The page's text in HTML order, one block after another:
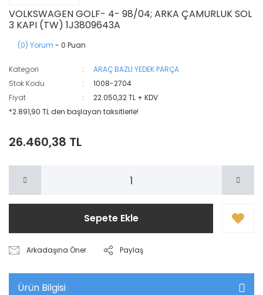
VOLKSWAGEN GOLF- 4- 98/04; ARKA ÇAMURLUK SOL
3 KAPI (TW) 1J3809643A
(0) Yorum - 0 Puan
Kategori
ARAÇ BAZLI YEDEK PARÇA
Stok Kodu
1008-2704
Fiyat
22.050,32 TL + KDV
*2.891,90 TL den başlayan taksitlerle!
26.460,38 TL
Sepete Ekle
Arkadaşına Öner Paylaş
Ürün Bilgisi